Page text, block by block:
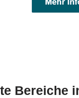
Bereiche